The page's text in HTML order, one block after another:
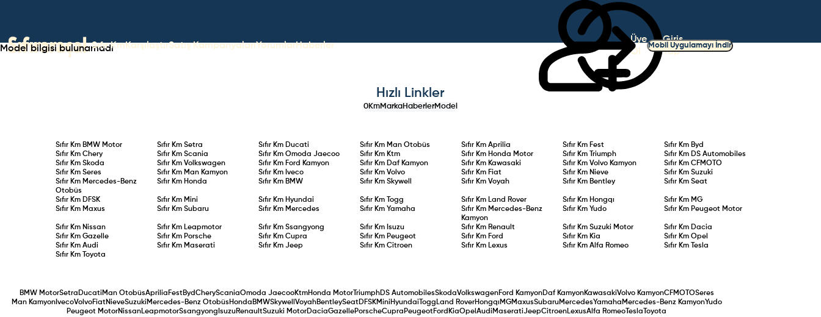
Sıfır KmKarşılaştırSatış KampanyalarıYorumlarHaberler
Üye
Ol
Giriş
Yap
Mobil Uygulamayı İndir
Model bilgisi bulunamadı
Hızlı Linkler
0KmMarkaHaberlerModel
Sıfır Km BMW Motor Sıfır KmSetra Sıfır Km Ducati Sıfır Km Man Otobüs Sıfır Km Aprilia Sıfır Km Fest Sıfır Km Byd
Sıfır KmChery Sıfır KmScania Sıfır KmOmoda Jaecoo Sıfır Km Ktm Sıfır Km Honda Motor Sıfır Km Triumph Sıfır Km DS Automobiles
Sıfır KmSkoda Sıfır KmVolkswagen Sıfır Km Ford Kamyon Sıfır Km Daf Kamyon Sıfır Km Kawasaki Sıfır Km Volvo Kamyon Sıfır Km CFMOTO
Sıfır KmSeres Sıfır Km Man Kamyon Sıfır Km Iveco Sıfır Km Volvo Sıfır Km Fiat Sıfır Km Nieve Sıfır Km Suzuki
Sıfır Km Mercedes-Benz
Otobüs
Sıfır Km Honda Sıfır Km BMW Sıfır Km Skywell Sıfır Km Voyah Sıfır Km Bentley Sıfır Km Seat
Sıfır Km DFSK Sıfır Km Mini Sıfır Km Hyundai Sıfır Km Togg Sıfır Km Land Rover Sıfır Km Hongqı Sıfır Km MG
Sıfır Km Maxus Sıfır KmSubaru Sıfır Km Mercedes Sıfır Km Yamaha Sıfır Km Mercedes-Benz
Kamyon
Sıfır Km Yudo Sıfır Km Peugeot Motor
Sıfır Km Nissan Sıfır Km Leapmotor Sıfır KmSsangyong Sıfır Km Isuzu Sıfır Km Renault Sıfır Km Suzuki Motor Sıfır Km Dacia
Sıfır KmGazelle Sıfır Km Porsche Sıfır KmCupra Sıfır Km Peugeot Sıfır Km Ford Sıfır Km Kia Sıfır Km Opel
Sıfır KmAudi Sıfır Km Maserati Sıfır KmJeep Sıfır Km Citroen Sıfır Km Lexus Sıfır Km Alfa Romeo Sıfır Km
Tesla
Sıfır Km
Toyota
BMW MotorSetra Ducati Man OtobüsAprilia FestBydCheryScaniaOmoda JaecooKtmHonda MotorTriumphDS AutomobilesSkodaVolkswagenFord KamyonDaf KamyonKawasakiVolvo KamyonCFMOTOSeres
Man KamyonIvecoVolvoFiatNieveSuzuki Mercedes-Benz Otobüs Honda BMWSkywell VoyahBentleySeatDFSKMini Hyundai Togg Land RoverHongqı MGMaxusSubaruMercedesYamaha Mercedes-Benz KamyonYudo
Peugeot MotorNissanLeapmotorSsangyong IsuzuRenaultSuzuki MotorDaciaGazellePorscheCupra PeugeotFord KiaOpel Audi MaseratiJeepCitroenLexusAlfa Romeo Tesla Toyota